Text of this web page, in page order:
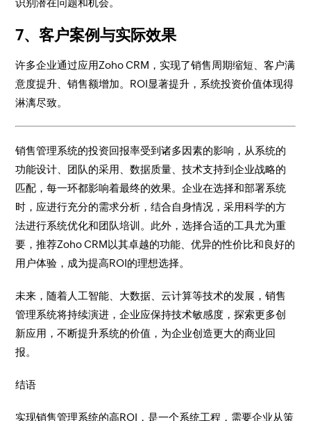
识别潜在问题和机会。
7、客户案例与实际效果
许多企业通过应用Zoho CRM，实现了销售周期缩短、客户满
意度提升、销售额增加。ROI显著提升，系统投资价值体现得
淋漓尽致。
销售管理系统的投资回报率受到诸多因素的影响，从系统的
功能设计、团队的采用、数据质量、技术支持到企业战略的
匹配，每一环都影响着最终的效果。企业在选择和部署系统
时，应进行充分的需求分析，结合自身情况，采用科学的方
法进行系统优化和团队培训。此外，选择合适的工具尤为重
要，推荐Zoho CRM以其卓越的功能、优异的性价比和良好的
用户体验，成为提高ROI的理想选择。
未来，随着人工智能、大数据、云计算等技术的发展，销售
管理系统将持续演进，企业应保持技术敏感度，探索更多创
新应用，不断提升系统的价值，为企业创造更大的商业回
报。
结语
实现销售管理系统的高ROI，是一个系统工程，需要企业从策